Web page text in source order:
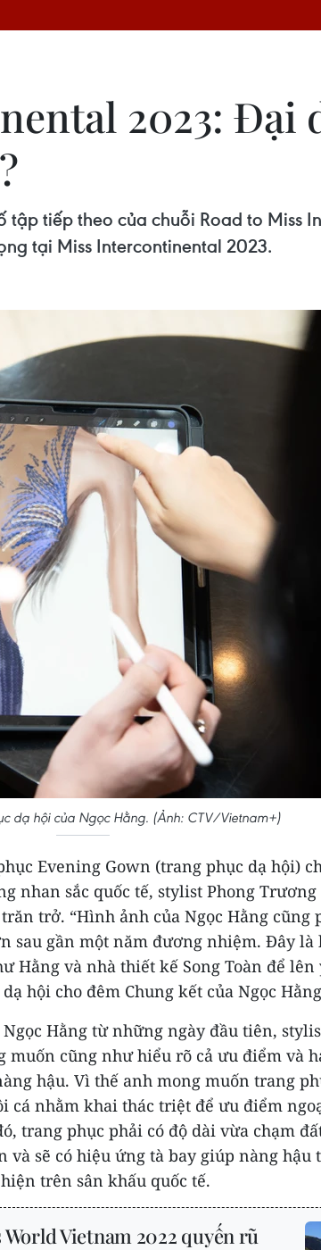
2023: Đại
tiếp theo của chuỗi Road to Miss
tại Miss Intercontinental 2023.
dạ hội của Ngọc Hằng. (Ảnh: CTV/Vietnam+)
Evening Gown (trang phục dạ hội)
nhan sắc quốc tế, stylist Phong
trở. “Hình ảnh của Ngọc Hằng cũng
sau gần một năm đương nhiệm. Đây là
Hằng và nhà thiết kế Song Toàn để
hội cho đêm Chung kết của Ngọc
Hằng từ những ngày đầu tiên,
muốn cũng như hiểu rõ cả ưu điểm và
hậu. Vì thế anh mong muốn trang
cá nhằm khai thác triệt để ưu điểm
trang phục phải có độ dài vừa chạm
và sẽ có hiệu ứng tà bay giúp nàng hậu
trên sân khấu quốc tế.
World Vietnam 2022 quyến rũ